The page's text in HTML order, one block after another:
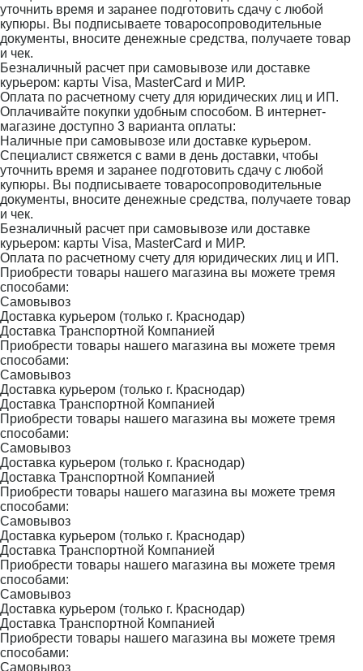
уточнить время и заранее подготовить сдачу с любой
купюры. Вы подписываете товаросопроводительные
документы, вносите денежные средства, получаете товар
и чек.
Безналичный расчет при самовывозе или доставке
курьером: карты Visa, MasterCard и МИР.
Оплата по расчетному счету для юридических лиц и ИП.
Оплачивайте покупки удобным способом. В интернет-
магазине доступно 3 варианта оплаты:
Наличные при самовывозе или доставке курьером.
Специалист свяжется с вами в день доставки, чтобы
уточнить время и заранее подготовить сдачу с любой
купюры. Вы подписываете товаросопроводительные
документы, вносите денежные средства, получаете товар
и чек.
Безналичный расчет при самовывозе или доставке
курьером: карты Visa, MasterCard и МИР.
Оплата по расчетному счету для юридических лиц и ИП.
Приобрести товары нашего магазина вы можете тремя
способами:
Самовывоз
Доставка курьером (только г. Краснодар)
Доставка Транспортной Компанией
Приобрести товары нашего магазина вы можете тремя
способами:
Самовывоз
Доставка курьером (только г. Краснодар)
Доставка Транспортной Компанией
Приобрести товары нашего магазина вы можете тремя
способами:
Самовывоз
Доставка курьером (только г. Краснодар)
Доставка Транспортной Компанией
Приобрести товары нашего магазина вы можете тремя
способами:
Самовывоз
Доставка курьером (только г. Краснодар)
Доставка Транспортной Компанией
Приобрести товары нашего магазина вы можете тремя
способами:
Самовывоз
Доставка курьером (только г. Краснодар)
Доставка Транспортной Компанией
Приобрести товары нашего магазина вы можете тремя
способами:
Самовывоз